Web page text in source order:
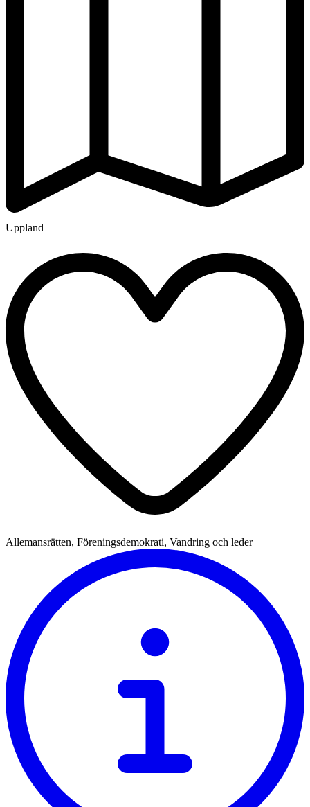
Uppland
Allemansrätten, Föreningsdemokrati, Vandring och leder